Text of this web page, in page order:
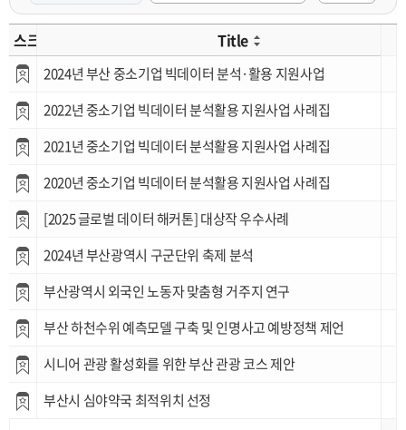
스크랩 Title
2024년 부산 중소기업 빅데이터 분석·활용 지원사업
2022년 중소기업 빅데이터 분석활용 지원사업 사례집
2021년 중소기업 빅데이터 분석활용 지원사업 사례집
2020년 중소기업 빅데이터 분석활용 지원사업 사례집
[2025 글로벌 데이터 해커톤] 대상작 우수사례
2024년 부산광역시 구군단위 축제 분석
부산광역시 외국인 노동자 맞춤형 거주지 연구
부산 하천수위 예측모델 구축 및 인명사고 예방정책 제언
시니어 관광 활성화를 위한 부산 관광 코스 제안
부산시 심야약국 최적위치 선정